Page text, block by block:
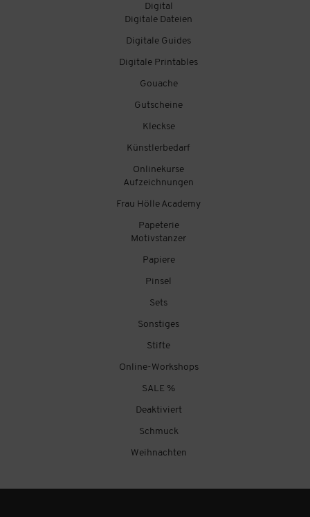
Digital
Digitale Dateien
Digitale Guides
Digitale Printables
Gouache
Gutscheine
Kleckse
Künstlerbedarf
Onlinekurse
Aufzeichnungen
Frau Hölle Academy
Papeterie
Motivstanzer
Papiere
Pinsel
Sets
Sonstiges
Stifte
Online-Workshops
SALE %
Deaktiviert
Schmuck
Weihnachten